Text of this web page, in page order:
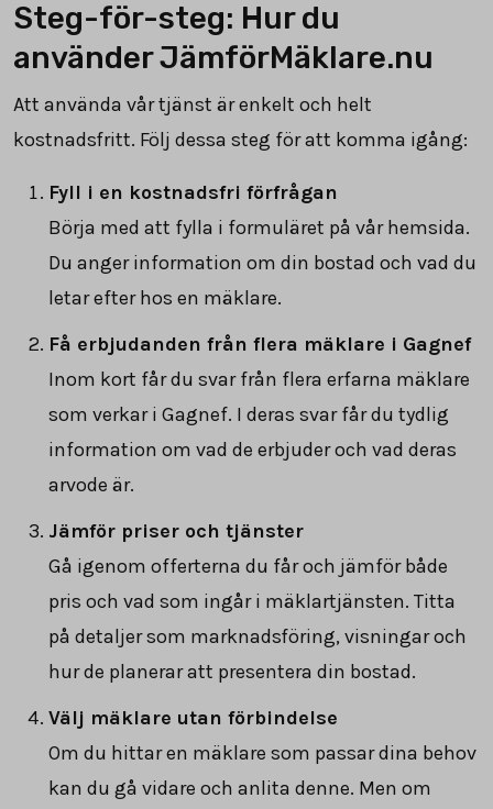
Steg-för-steg: Hur du
använder JämförMäklare.nu
Att använda vår tjänst är enkelt och helt
kostnadsfritt. Följ dessa steg för att komma igång:
Fyll i en kostnadsfri förfrågan
Börja med att fylla i formuläret på vår hemsida.
Du anger information om din bostad och vad du
letar efter hos en mäklare.
Få erbjudanden från flera mäklare i Gagnef
Inom kort får du svar från flera erfarna mäklare
som verkar i Gagnef. I deras svar får du tydlig
information om vad de erbjuder och vad deras
arvode är.
Jämför priser och tjänster
Gå igenom offerterna du får och jämför både
pris och vad som ingår i mäklartjänsten. Titta
på detaljer som marknadsföring, visningar och
hur de planerar att presentera din bostad.
Välj mäklare utan förbindelse
Om du hittar en mäklare som passar dina behov
kan du gå vidare och anlita denne. Men om